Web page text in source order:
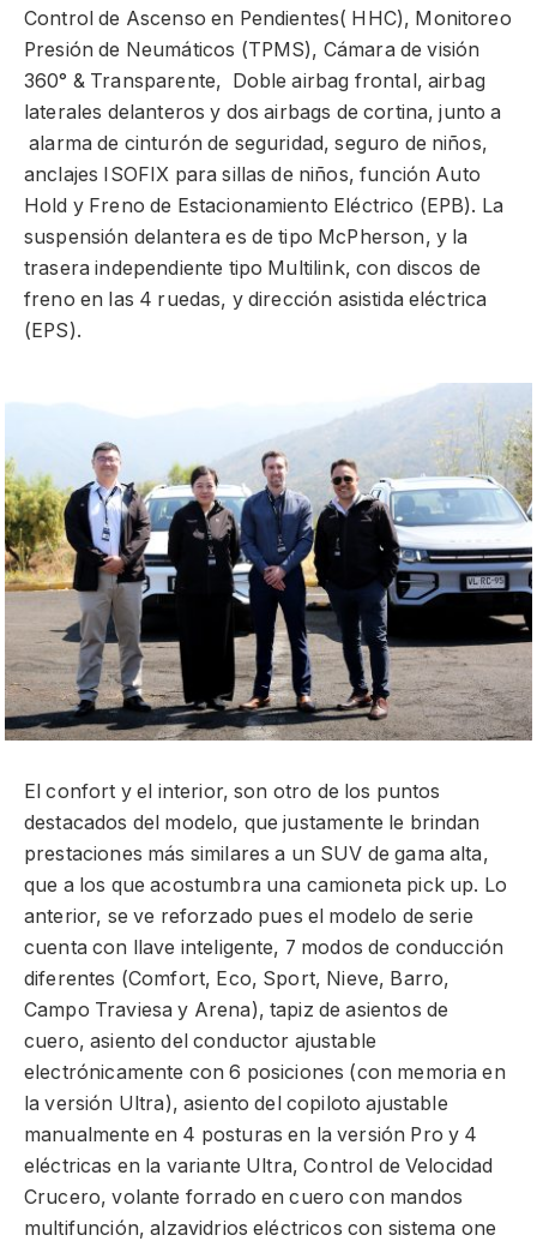
Control de Ascenso en Pendientes( HHC), Monitoreo
Presión de Neumáticos (TPMS), Cámara de visión
360° & Transparente, Doble airbag frontal, airbag
laterales delanteros y dos airbags de cortina, junto a
alarma de cinturón de seguridad, seguro de niños,
anclajes ISOFIX para sillas de niños, función Auto
Hold y Freno de Estacionamiento Eléctrico (EPB). La
suspensión delantera es de tipo McPherson, y la
trasera independiente tipo Multilink, con discos de
freno en las 4 ruedas, y dirección asistida eléctrica
(EPS).
El confort y el interior, son otro de los puntos
destacados del modelo, que justamente le brindan
prestaciones más similares a un SUV de gama alta,
que a los que acostumbra una camioneta pick up. Lo
anterior, se ve reforzado pues el modelo de serie
cuenta con llave inteligente, 7 modos de conducción
diferentes (Comfort, Eco, Sport, Nieve, Barro,
Campo Traviesa y Arena), tapiz de asientos de
cuero, asiento del conductor ajustable
electrónicamente con 6 posiciones (con memoria en
la versión Ultra), asiento del copiloto ajustable
manualmente en 4 posturas en la versión Pro y 4
eléctricas en la variante Ultra, Control de Velocidad
Crucero, volante forrado en cuero con mandos
multifunción, alzavidrios eléctricos con sistema one